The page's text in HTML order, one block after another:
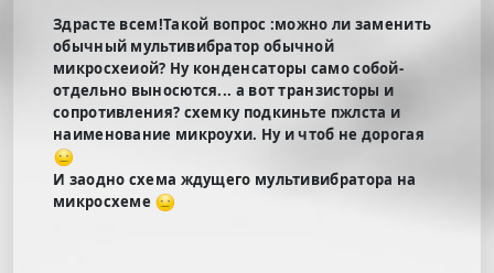
Здрасте всем!Такой вопрос :можно ли заменить
обычный мультивибратор обычной
микросхеиой? Ну конденсаторы само собой-
отдельно выносются... а вот транзисторы и
сопротивления? схемку подкиньте пжлста и
наименование микроухи. Ну и чтоб не дорогая
И заодно схема ждущего мультивибратора на
микросхеме